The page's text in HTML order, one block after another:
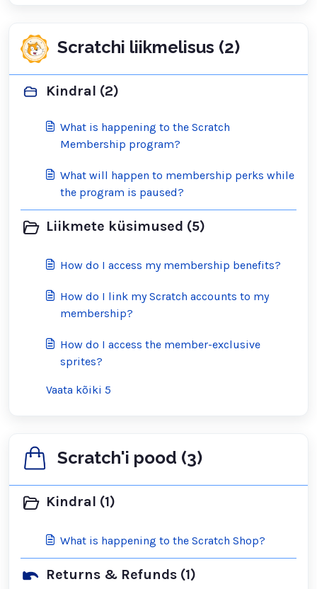
Scratchi liikmelisus (2)
Kindral (2)
What is happening to the Scratch
Membership program?
What will happen to membership perks while
the program is paused?
Liikmete küsimused (5)
How do I access my membership benefits?
How do I link my Scratch accounts to my
membership?
How do I access the member-exclusive
sprites?
Vaata kõiki 5
Scratch'i pood (3)
Kindral (1)
What is happening to the Scratch Shop?
Returns & Refunds (1)